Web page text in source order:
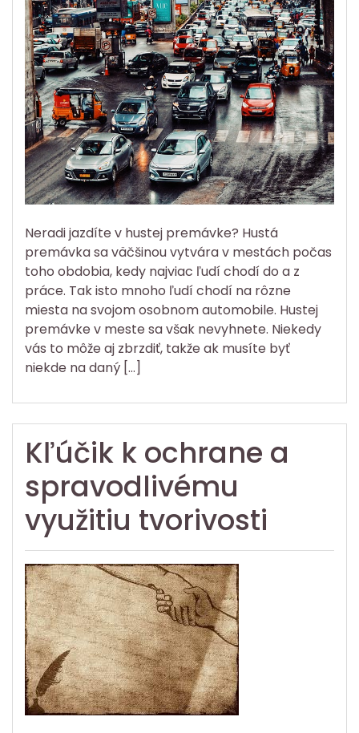
Neradi jazdíte v hustej premávke? Hustá
premávka sa väčšinou vytvára v mestách počas
toho obdobia, kedy najviac ľudí chodí do a z
práce. Tak isto mnoho ľudí chodí na rôzne
miesta na svojom osobnom automobile. Hustej
premávke v meste sa však nevyhnete. Niekedy
vás to môže aj zbrzdiť, takže ak musíte byť
niekde na daný […]
Kľúčik k ochrane a
spravodlivému
využitiu tvorivosti